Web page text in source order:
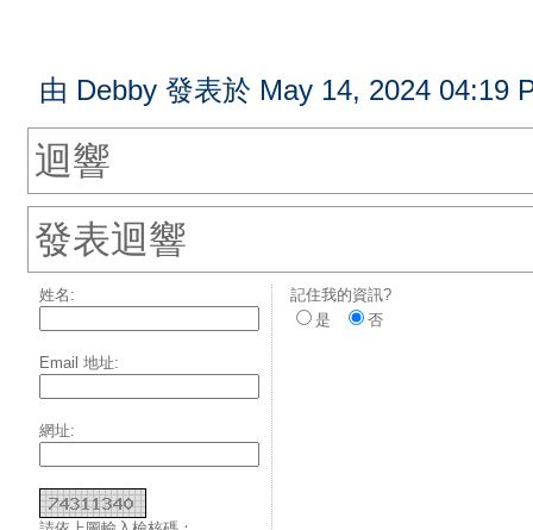
由 Debby 發表於 May 14, 2024 04:19
迴響
發表迴響
姓名:
Email 地址:
網址:
記住我的資訊?
是
否